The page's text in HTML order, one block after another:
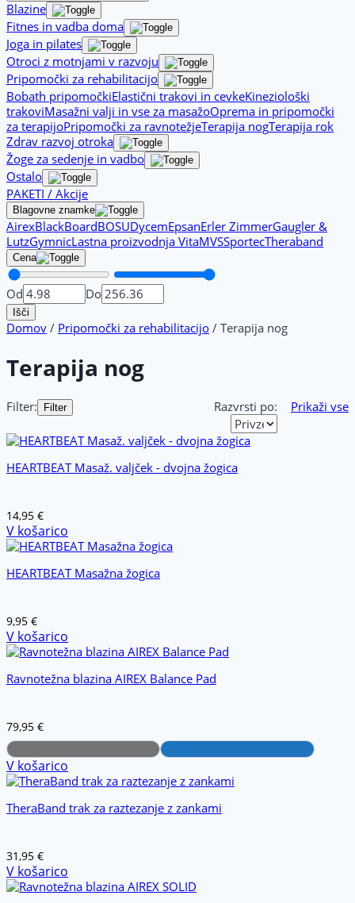
Blazine
Fitnes in vadba doma
Joga in pilates
Otroci z motnjami v razvoju
Pripomočki za rehabilitacijo
Bobath pripomočkiElastični trakovi in cevkeKineziološki
trakoviMasažni valji in vse za masažoOprema in pripomočki
za terapijoPripomočki za ravnotežjeTerapija nogTerapija rok
Zdrav razvoj otroka
Žoge za sedenje in vadbo
Ostalo
PAKETI / Akcije
Blagovne znamke
AirexBlackBoardBOSUDycemEpsanErler ZimmerGaugler &
LutzGymnicLastna proizvodnja VitaMVSSportecTheraband
Cena
Od Do
Išči
Domov / Pripomočki za rehabilitacijo / Terapija nog
Terapija nog
Filter: Filter Razvrsti po: Prikaži vse
HEARTBEAT Masaž. valjček - dvojna žogica
14,95 €
V košarico
HEARTBEAT Masažna žogica
9,95 €
V košarico
Ravnotežna blazina AIREX Balance Pad
79,95 €
V košarico
TheraBand trak za raztezanje z zankami
31,95 €
V košarico